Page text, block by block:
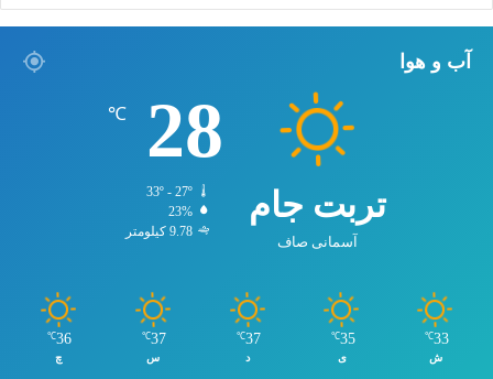
آب و هوا
تربت جام
آسمانی صاف
28
℃
33º - 27º
23%
9.78 کیلومتر
33
℃
ش
35
℃
ی
37
℃
د
37
℃
س
36
℃
چ